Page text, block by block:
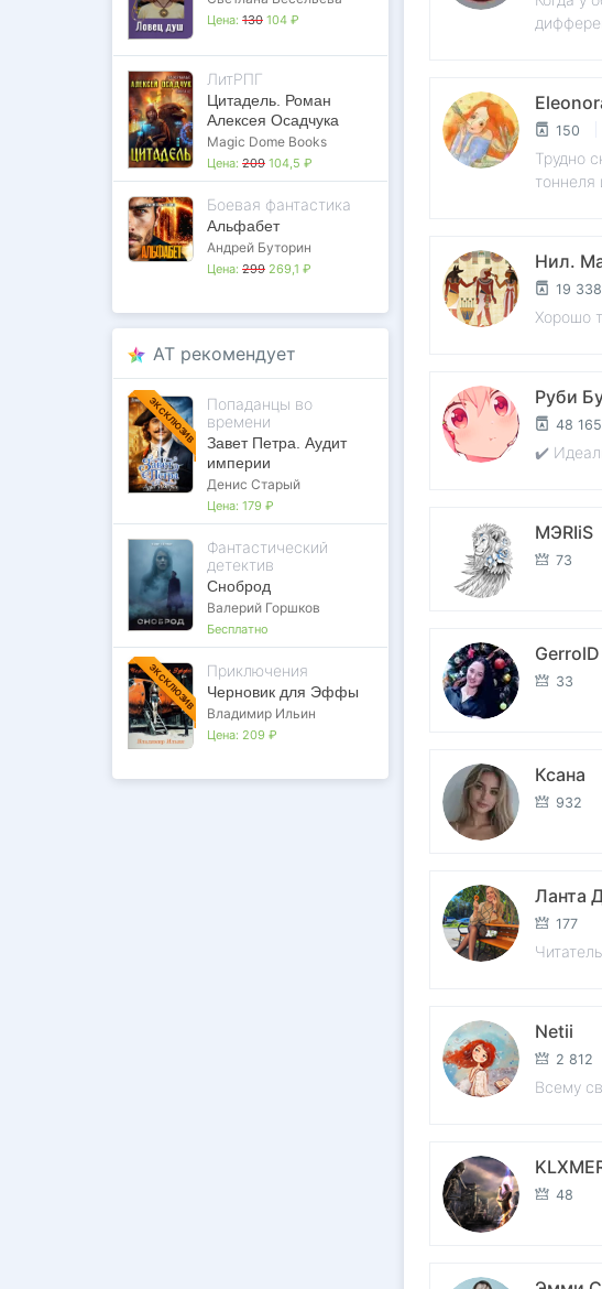
Цена: 130 104 ₽
ЛитРПГ
Цитадель. Роман
Алексея Осадчука
Magic Dome Books
Цена: 209 104,5 ₽
Боевая фантастика
Альфабет
Андрей Буторин
Цена: 299 269,1 ₽
AT рекомендует
ЭКСКЛЮЗИВ
Попаданцы во
времени
Завет Петра. Аудит
империи
Денис Старый
Цена: 179 ₽
Фантастический
детектив
Сноброд
Валерий Горшков
Бесплатно
ЭКСКЛЮЗИВ Приключения
Черновик для Эффы
Владимир Ильин
Цена: 209 ₽
150
Трудно
тоннеля
Нил.
19 338
Хорошо
Руби
48 165
✔️
МЭRIiS
73
GerrolD
33
Ксана
932
Ланта
177
Netii
2 812
Всему
48